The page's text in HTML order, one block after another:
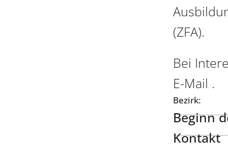
(ZFA).
Bei
E-Mail .
Bezirk:
Beginn
Kontakt